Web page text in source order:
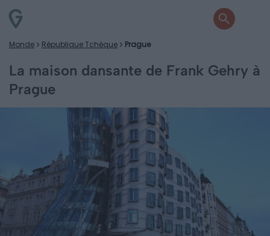
Monde République Tchèque Prague
La maison dansante de Frank Gehry à
Prague